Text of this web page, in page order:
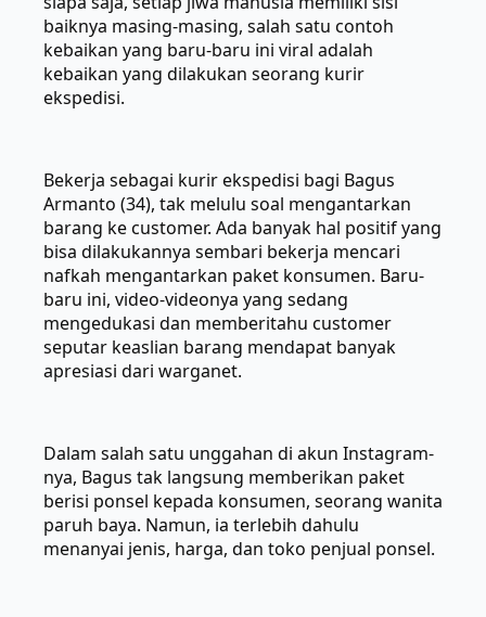
baiknya masing-masing, salah satu contoh
kebaikan yang baru-baru ini viral adalah
kebaikan yang dilakukan seorang kurir
ekspedisi.
Bekerja sebagai kurir ekspedisi bagi Bagus
Armanto (34), tak melulu soal mengantarkan
barang ke customer. Ada banyak hal positif yang
bisa dilakukannya sembari bekerja mencari
nafkah mengantarkan paket konsumen. Baru-
baru ini, video-videonya yang sedang
mengedukasi dan memberitahu customer
seputar keaslian barang mendapat banyak
apresiasi dari warganet.
Dalam salah satu unggahan di akun Instagram-
nya, Bagus tak langsung memberikan paket
berisi ponsel kepada konsumen, seorang wanita
paruh baya. Namun, ia terlebih dahulu
menanyai jenis, harga, dan toko penjual ponsel.